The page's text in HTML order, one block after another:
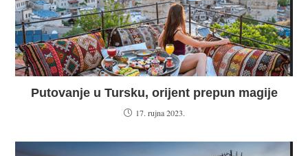
Putovanje u Tursku, orijent prepun magije
17. rujna 2023.